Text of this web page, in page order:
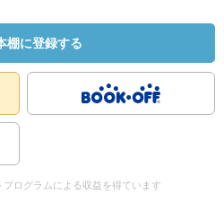
棚に登録する
ログラムによる収益を得ています